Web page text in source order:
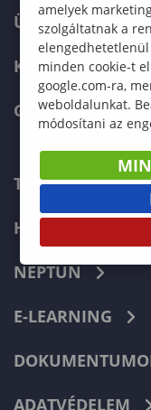
ÜZLETI
KARRIER
GREEN
TELEFONKÖNYV
HIBABEJELENTÉS
NEPTUN
E-LEARNING
ADATVÉDELEM
amelyek
szolgáltatnak a
minden cookie-t
google.com-ra,
weboldalunkat.
módosítani az